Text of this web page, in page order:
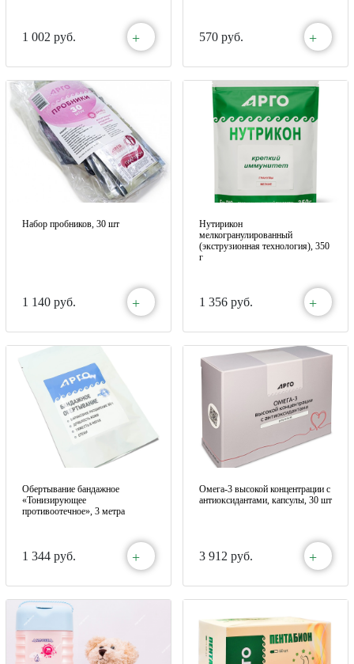
1 002 руб. + 570 руб. +
Набор пробников, 30 шт
1 140 руб. +
Нутирикон
мелкогранулированный
(экструзионная технология), 350
г
1 356 руб. +
Обертывание бандажное
«Тонизирующее
противоотечное», 3 метра
1 344 руб. +
Омега-3 высокой концентрации с
антиоксидантами, капсулы, 30 шт
3 912 руб. +